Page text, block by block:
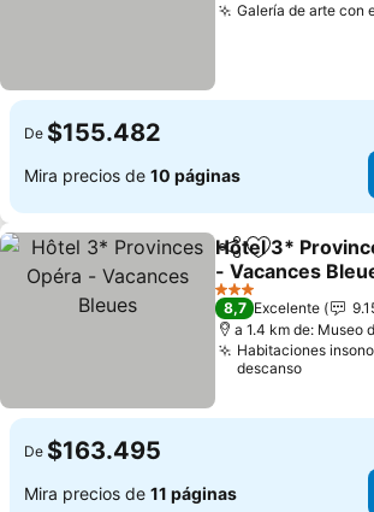
Galería de arte con
De $155.482
Mira precios de 10 páginas
CompartirAgregar a
Hôtel 3*
- Vacances
3 Estrellas
8,7 Excelente
a 1.4 km de: Museo
Habitaciones
descanso
De $163.495
Mira precios de 11 páginas